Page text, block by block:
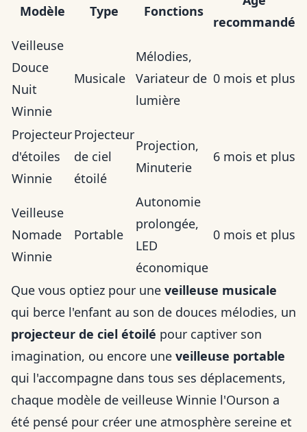
Modèle Type Fonctions
recommandé
Veilleuse
Douce
Nuit
Winnie
Musicale
Mélodies,
Variateur de
lumière
0 mois et plus
Projecteur
d'étoiles
Winnie
Projecteur
de ciel
étoilé
Projection,
Minuterie
6 mois et plus
Veilleuse
Nomade
Winnie
Portable
Autonomie
prolongée,
LED
économique
0 mois et plus
Que vous optiez pour une veilleuse musicale
qui berce l'enfant au son de douces mélodies, un
projecteur de ciel étoilé pour captiver son
imagination, ou encore une veilleuse portable
qui l'accompagne dans tous ses déplacements,
chaque modèle de veilleuse Winnie l'Ourson a
été pensé pour créer une atmosphère sereine et